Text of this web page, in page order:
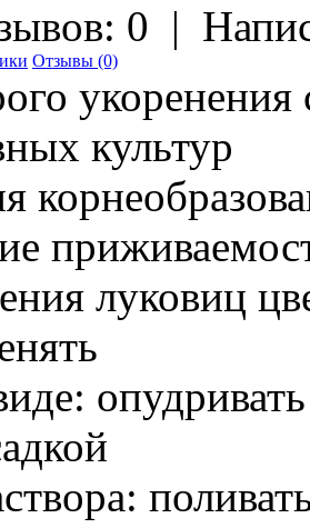
0 |
Отзывы (0)
культур
луковиц